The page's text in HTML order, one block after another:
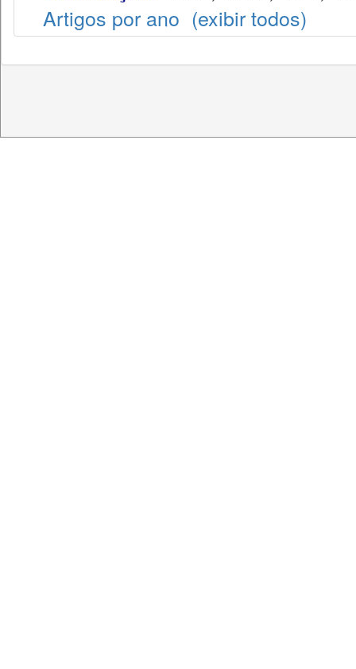
Artigos por ano (exibir todos)